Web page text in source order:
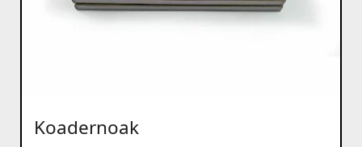
Koadernoak